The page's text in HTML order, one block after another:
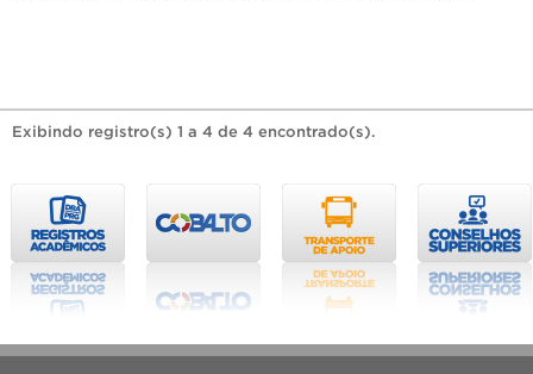
Exibindo registro(s) 1 a 4 de 4 encontrado(s).